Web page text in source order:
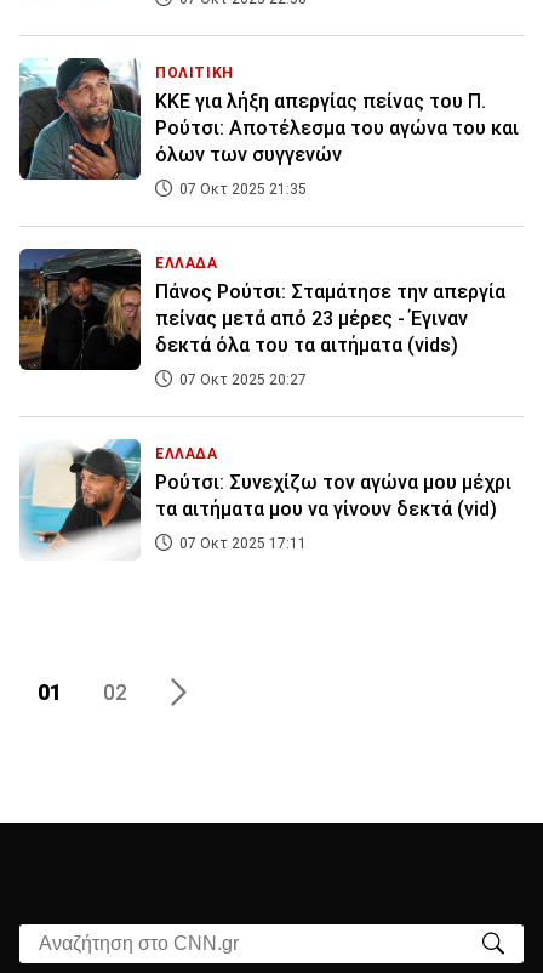
ΠΟΛΙΤΙΚΗ
ΚΚΕ για λήξη απεργίας πείνας του Π.
Ρούτσι: Αποτέλεσμα του αγώνα του και
όλων των συγγενών
07 Οκτ 2025 21:35
ΕΛΛΑΔΑ
Πάνος Ρούτσι: Σταμάτησε την απεργία
πείνας μετά από 23 μέρες - Έγιναν
δεκτά όλα του τα αιτήματα (vids)
07 Οκτ 2025 20:27
ΕΛΛΑΔΑ
Ρούτσι: Συνεχίζω τον αγώνα μου μέχρι
τα αιτήματα μου να γίνουν δεκτά (vid)
07 Οκτ 2025 17:11
01 02
Αναζήτηση στο CNN.gr